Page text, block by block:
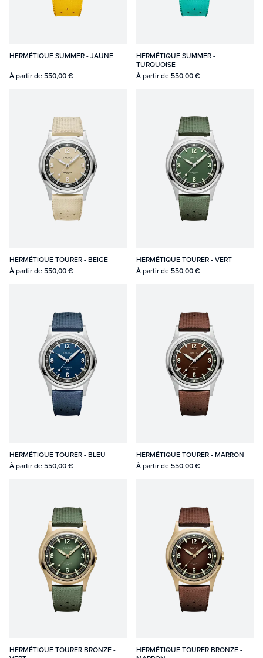
HERMÉTIQUE SUMMER - JAUNE
À partir de 550,00 €
HERMÉTIQUE SUMMER -
TURQUOISE
À partir de 550,00 €
HERMÉTIQUE TOURER - BEIGE
À partir de 550,00 €
HERMÉTIQUE TOURER - VERT
À partir de 550,00 €
HERMÉTIQUE TOURER - BLEU
À partir de 550,00 €
HERMÉTIQUE TOURER - MARRON
À partir de 550,00 €
HERMÉTIQUE TOURER BRONZE -
HERMÉTIQUE TOURER BRONZE -